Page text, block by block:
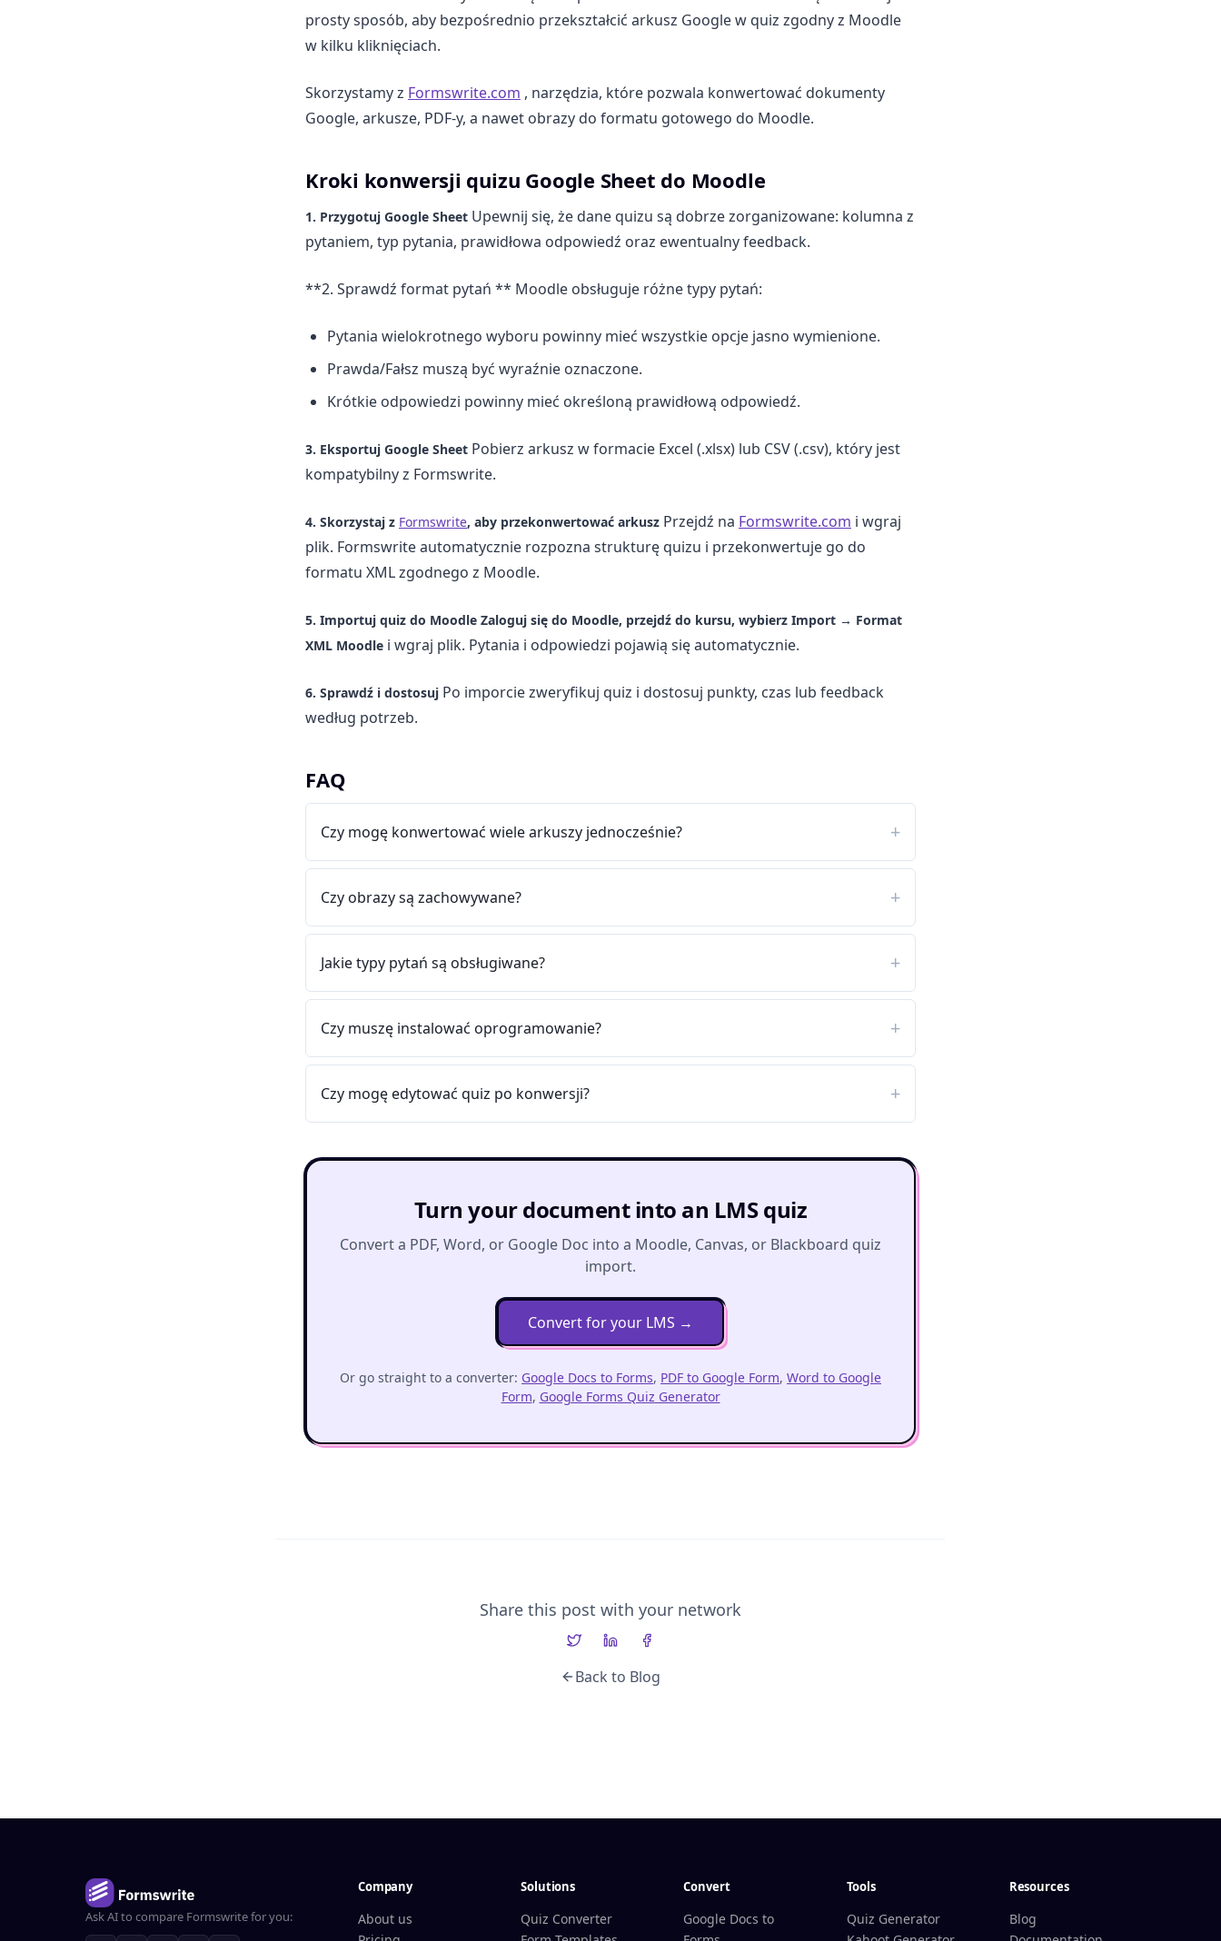
prosty sposób, aby bezpośrednio przekształcić arkusz Google w quiz zgodny z Moodle
w kilku kliknięciach.
Skorzystamy z Formswrite.com , narzędzia, które pozwala konwertować dokumenty
Google, arkusze, PDF-y, a nawet obrazy do formatu gotowego do Moodle.
Kroki konwersji quizu Google Sheet do Moodle
1. Przygotuj Google Sheet Upewnij się, że dane quizu są dobrze zorganizowane: kolumna z
pytaniem, typ pytania, prawidłowa odpowiedź oraz ewentualny feedback.
**2. Sprawdź format pytań ** Moodle obsługuje różne typy pytań:
Pytania wielokrotnego wyboru powinny mieć wszystkie opcje jasno wymienione.
Prawda/Fałsz muszą być wyraźnie oznaczone.
Krótkie odpowiedzi powinny mieć określoną prawidłową odpowiedź.
3. Eksportuj Google Sheet Pobierz arkusz w formacie Excel (.xlsx) lub CSV (.csv), który jest
kompatybilny z Formswrite.
4. Skorzystaj z Formswrite, aby przekonwertować arkusz Przejdź na Formswrite.com i wgraj
plik. Formswrite automatycznie rozpozna strukturę quizu i przekonwertuje go do
formatu XML zgodnego z Moodle.
5. Importuj quiz do Moodle Zaloguj się do Moodle, przejdź do kursu, wybierz Import → Format
XML Moodle i wgraj plik. Pytania i odpowiedzi pojawią się automatycznie.
6. Sprawdź i dostosuj Po imporcie zweryfikuj quiz i dostosuj punkty, czas lub feedback
według potrzeb.
FAQ
Czy mogę konwertować wiele arkuszy jednocześnie?
Czy obrazy są zachowywane?
Jakie typy pytań są obsługiwane?
Czy muszę instalować oprogramowanie?
Czy mogę edytować quiz po konwersji?
Turn your document into an LMS quiz
Convert a PDF, Word, or Google Doc into a Moodle, Canvas, or Blackboard quiz
import.
Convert for your LMS →
Or go straight to a converter: Google Docs to Forms, PDF to Google Form, Word to Google
Form, Google Forms Quiz Generator
Share this post with your network
Back to Blog
Ask AI to compare Formswrite for you:
Company
About us
Solutions
Quiz Converter
Convert
Google Docs to
Tools
Quiz Generator
Resources
Blog